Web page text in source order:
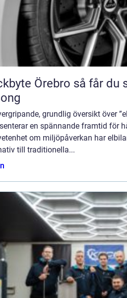
så får du säkra hjul inför varje
grundlig översikt över
en spännande framtid för
om miljöpåverkan har
till traditionella...